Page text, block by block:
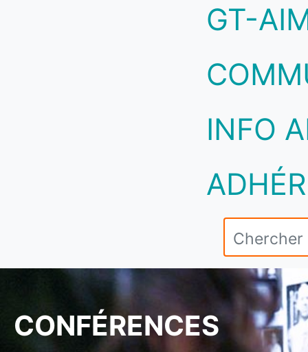
GT-
INFO
CONFÉRENCES